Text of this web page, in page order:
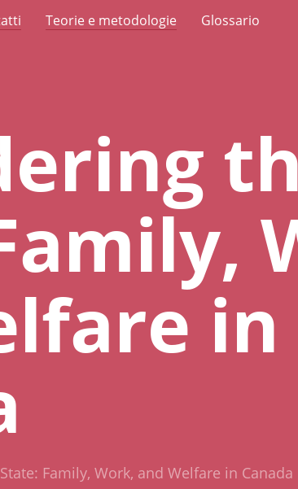
Teorie e metodologie Glossario
in
Family, Work, and Welfare in Canada